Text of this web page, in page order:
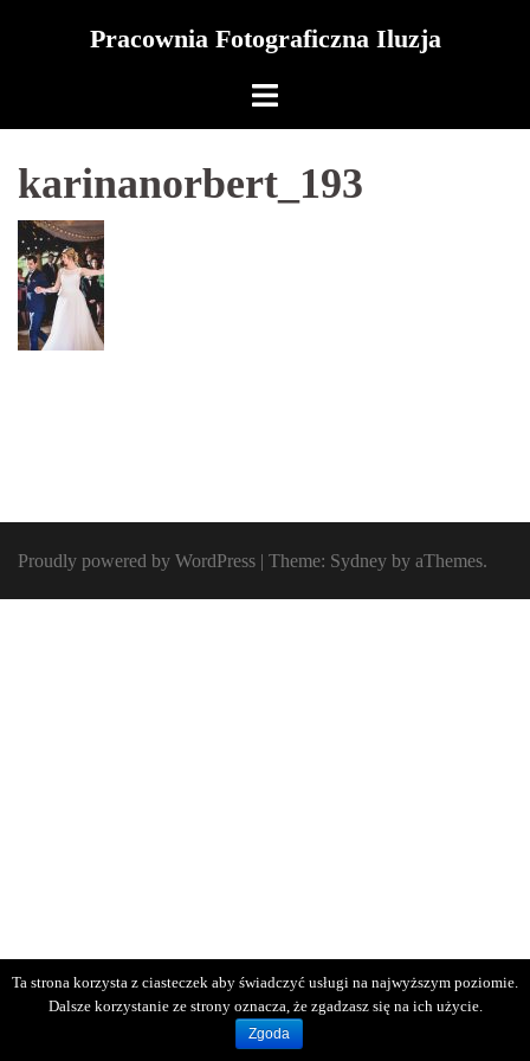
Pracownia Fotograficzna Iluzja
karinanorbert_193
Proudly powered by WordPress | Theme: Sydney by aThemes.
Ta strona korzysta z ciasteczek aby świadczyć usługi na najwyższym poziomie.
Dalsze korzystanie ze strony oznacza, że zgadzasz się na ich użycie.
Zgoda